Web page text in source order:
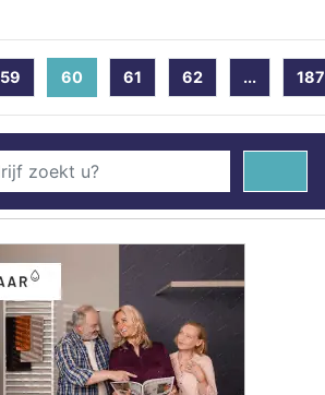
59 60 (current)
61 62 ... 187